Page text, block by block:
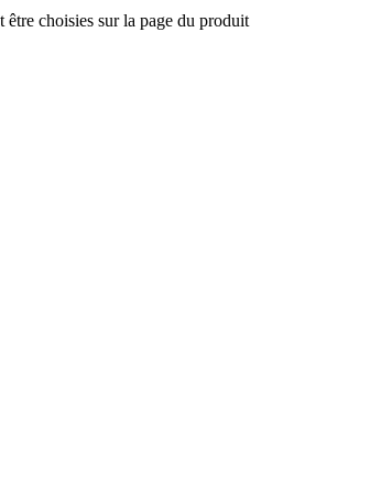
choisies sur la page du produit